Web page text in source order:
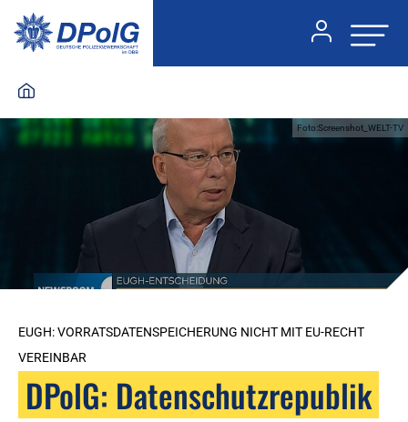
Foto:Screenshot_WELT-TV
EUGH: VORRATSDATENSPEICHERUNG NICHT MIT EU-RECHT
VEREINBAR
DPolG: Datenschutzrepublik